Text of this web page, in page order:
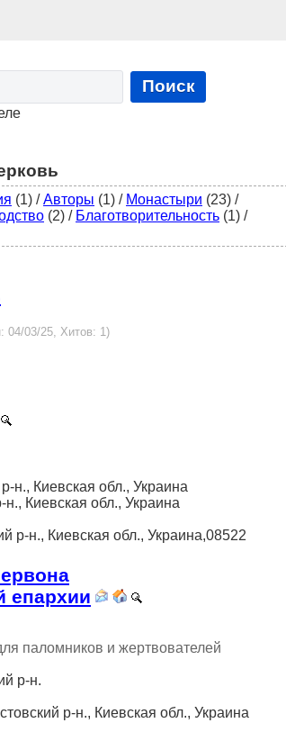
Поиск
(1) /Авторы (1) / Монастыри (23) /
(2) / Благотворительность (1) /
04/03/25, Хитов: 1)
н., Киевская обл., Украина
Киевская обл., Украина
р-н., Киевская обл., Украина,08522
епархии
паломников и жертвователей
р-н.
р-н., Киевская обл., Украина